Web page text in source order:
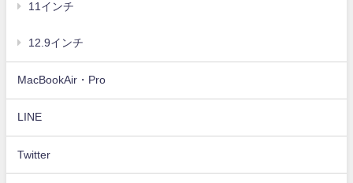
11インチ
12.9インチ
MacBookAir・Pro
LINE
Twitter